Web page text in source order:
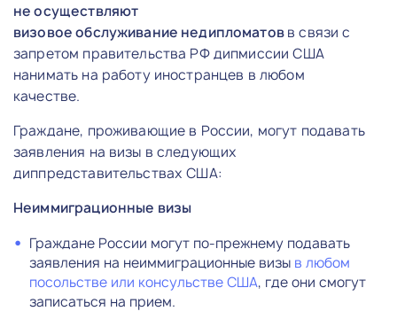
не осуществляют
визовое обслуживание недипломатовв связи с
запретом правительства РФ дипмиссии США
нанимать на работу иностранцев в любом
качестве.
Граждане, проживающие в России, могут подавать
заявления на визы в следующих
диппредставительствах США:
Неиммиграционные визы
Граждане России могут по-прежнему подавать
заявления на неиммиграционные визы в любом
посольстве или консульстве США, где они смогут
записаться на прием.